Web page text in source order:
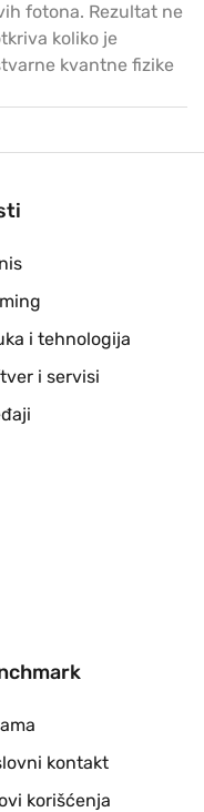
fotona. Rezultat ne
koliko je
kvantne fizike
i tehnologija
i servisi
kontakt
korišćenja